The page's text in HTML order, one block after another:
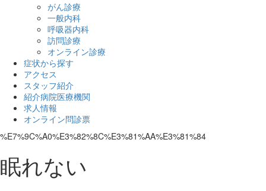
がん診療
一般内科
呼吸器内科
訪問診療
オンライン診療
症状から探す
アクセス
スタッフ紹介
紹介病院医療機関
求人情報
オンライン問診票
%E7%9C%A0%E3%82%8C%E3%81%AA%E3%81%84
眠れない